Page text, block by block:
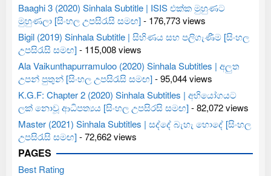
Baaghi 3 (2020) Sinhala Subtitle | ISIS එක්ක මුහුණට
මුහුණලා [සිංහල උපසිරැසි සමඟ]- 176,773 views
Bigil (2019) Sinhala Subtitle | සිහිණය සහ පලිගැණීම [සිංහල
උපසිරැසි සමඟ]- 115,008 views
Ala Vaikunthapurramuloo (2020) Sinhala Subtitles | අලුත
උපන් පුතුන් [සිංහල උපසිරැසි සමඟ]- 95,044 views
K.G.F: Chapter 2 (2020) Sinhala Subtitles | අභියෝගයට
ලක් නොවූ ආධිපත්‍යය [සිංහල උපසිරසි සමඟ]- 82,072 views
Master (2021) Sinhala Subtitles | සද්දේ බැහැ හොදේ [සිංහල
උපසිරැසි සමඟ]- 72,662 views
PAGES
Best Rating